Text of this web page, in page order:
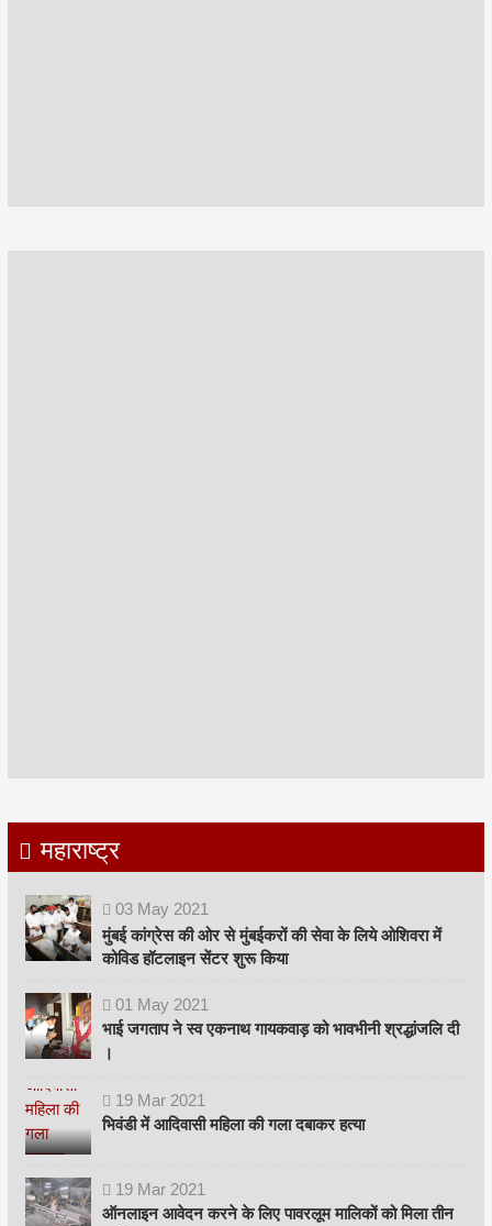
महाराष्ट्र
03 May 2021
मुंबई कांग्रेस की ओर से मुंबईकरों की सेवा के लिये ओशिवरा में
कोविड हॉटलाइन सेंटर शुरू किया
01 May 2021
भाई जगताप ने स्व एकनाथ गायकवाड़ को भावभीनी श्रद्धांजलि दी
।
19 Mar 2021
भिवंडी में आदिवासी महिला की गला दबाकर हत्या
19 Mar 2021
ऑनलाइन आवेदन करने के लिए पावरलूम मालिकों को मिला तीन